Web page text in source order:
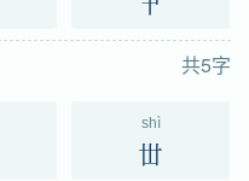
共5字
shì
丗